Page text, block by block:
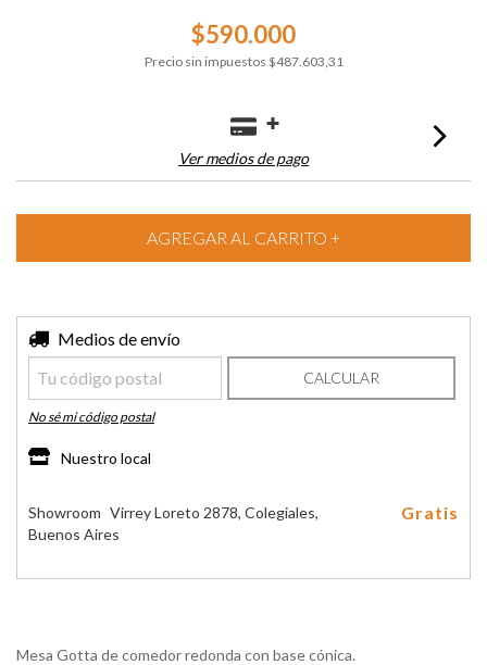
$590.000
Precio sin impuestos $487.603,31
Ver medios de pago
Entregas para el CP:
Medios de envío
CALCULAR
No sé mi código postal
Nuestro local
Showroom Virrey Loreto 2878, Colegiales,
Buenos Aires
Gratis
Mesa Gotta de comedor redonda con base cónica.